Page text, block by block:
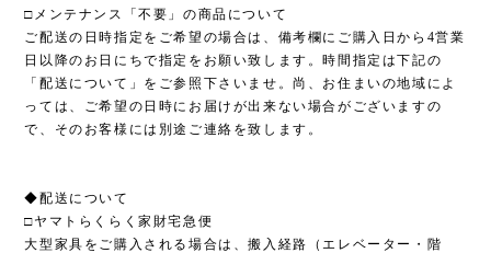
□メンテナンス「不要」の商品について
ご配送の日時指定をご希望の場合は、備考欄にご購入日から4営業
日以降のお日にちで指定をお願い致します。時間指定は下記の
「配送について」をご参照下さいませ。尚、お住まいの地域によ
っては、ご希望の日時にお届けが出来ない場合がございますの
で、そのお客様には別途ご連絡を致します。
◆配送について
□ヤマトらくらく家財宅急便
大型家具をご購入される場合は、搬入経路（エレベーター・階